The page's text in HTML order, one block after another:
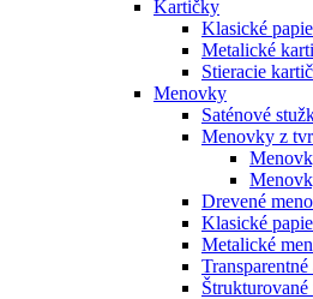
Kartičky
Klasické
Metalické
Stieracie
Menovky
Saténové
Menovky z
Drevené
Klasické
Metalické